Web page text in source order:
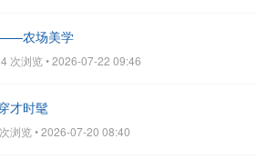
——农场美学
次浏览 • 2026-07-22 09:46
才时髦
浏览 • 2026-07-20 08:40